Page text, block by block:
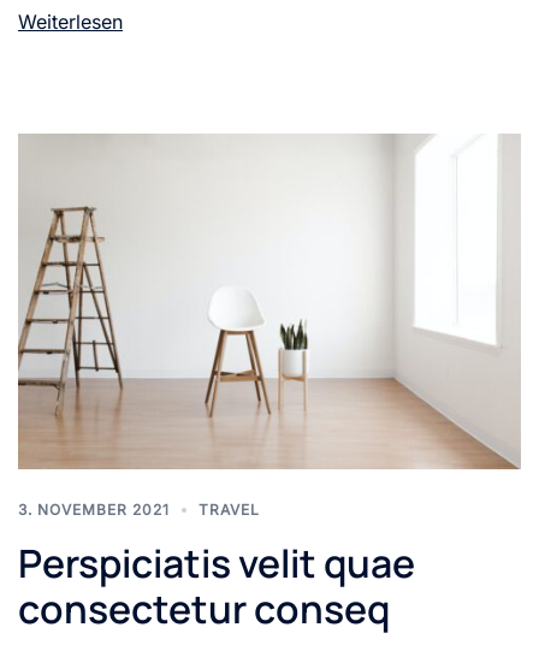
Weiterlesen
3. NOVEMBER 2021 TRAVEL
Perspiciatis velit quae
consectetur conseq